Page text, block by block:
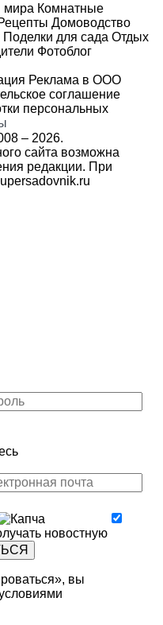
Комнатные
Домоводство
Поделки для сада Отдых
Фотоблог
Реклама в ООО
соглашение
персональных
– 2026.
сайта возможна
редакции. При
новостную
вы